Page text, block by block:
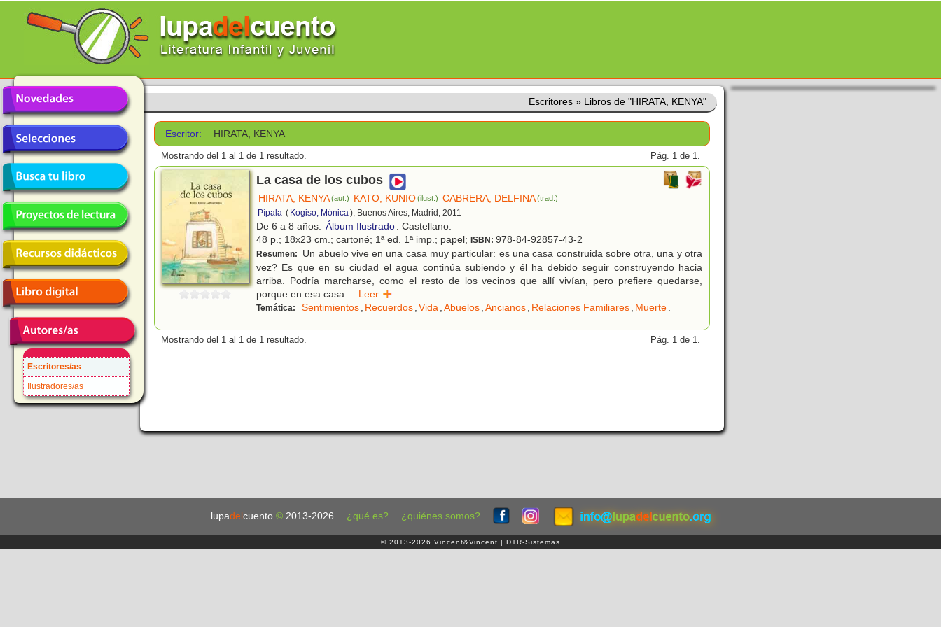
Escritores/as
Ilustradores/as
Escritores » Libros de "HIRATA, KENYA"
Escritor: HIRATA, KENYA
Mostrando del 1 al 1 de 1 resultado. Pág. 1 de 1.
La casa de los cubos
HIRATA, KENYA(aut.) KATO, KUNIO(ilust.) CABRERA, DELFINA(trad.)
Pípala ( Kogiso, Mónica), Buenos Aires, Madrid, 2011
De 6 a 8 años. Álbum Ilustrado. Castellano.
48 p.; 18x23 cm.; cartoné; 1ª ed. 1ª imp.; papel; ISBN: 978-84-92857-43-2
Resumen:
Un abuelo vive en una casa muy particular: es una casa construida sobre otra, una y otra
vez? Es que en su ciudad el agua continúa subiendo y él ha debido seguir construyendo hacia
arriba. Podría marcharse, como el resto de los vecinos que allí vivían, pero prefiere quedarse,
porque en esa casa... Leer
Temática: Sentimientos, Recuerdos,Vida,Abuelos,Ancianos, Relaciones Familiares, Muerte.
Mostrando del 1 al 1 de 1 resultado. Pág. 1 de 1.
lupadel cuento © 2013-2026 ¿qué es? ¿quiénes somos?
© 2013-2026 Vincent&Vincent | DTR-Sistemas